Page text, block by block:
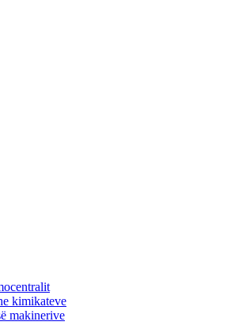
kimikateve
makinerive